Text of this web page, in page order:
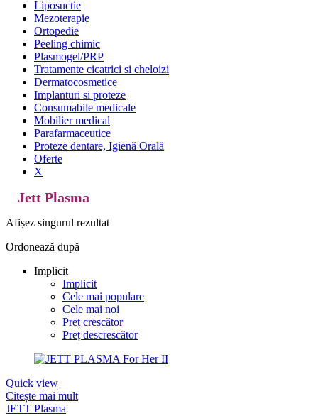
Liposuctie
Mezoterapie
Ortopedie
Peeling chimic
Plasmogel/PRP
Tratamente cicatrici si cheloizi
Dermatocosmetice
Implanturi si proteze
Consumabile medicale
Mobilier medical
Parafarmaceutice
Proteze dentare, Igienă Orală
Oferte
X
Jett Plasma
Afișez singurul rezultat
Ordonează după
Implicit
Implicit
Cele mai populare
Cele mai noi
Preț crescător
Preț descrescător
Quick view
Citește mai mult
JETT Plasma